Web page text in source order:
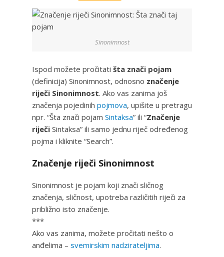
Sinonimnost
Ispod možete pročitati šta znači pojam
(definicija) Sinonimnost, odnosno značenje
riječi Sinonimnost. Ako vas zanima još
značenja pojedinih pojmova, upišite u pretragu
npr. “Šta znači pojam Sintaksa” ili “Značenje
riječi Sintaksa” ili samo jednu riječ određenog
pojma i kliknite “Search”.
Značenje riječi Sinonimnost
Sinonimnost je pojam koji znači sličnog
značenja, sličnost, upotreba različitih riječi za
približno isto značenje.
***
Ako vas zanima, možete pročitati nešto o
anđelima – svemirskim nadzirateljima.